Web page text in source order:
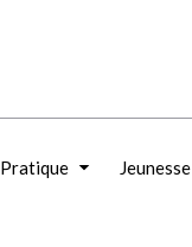
Pratique Jeunesse